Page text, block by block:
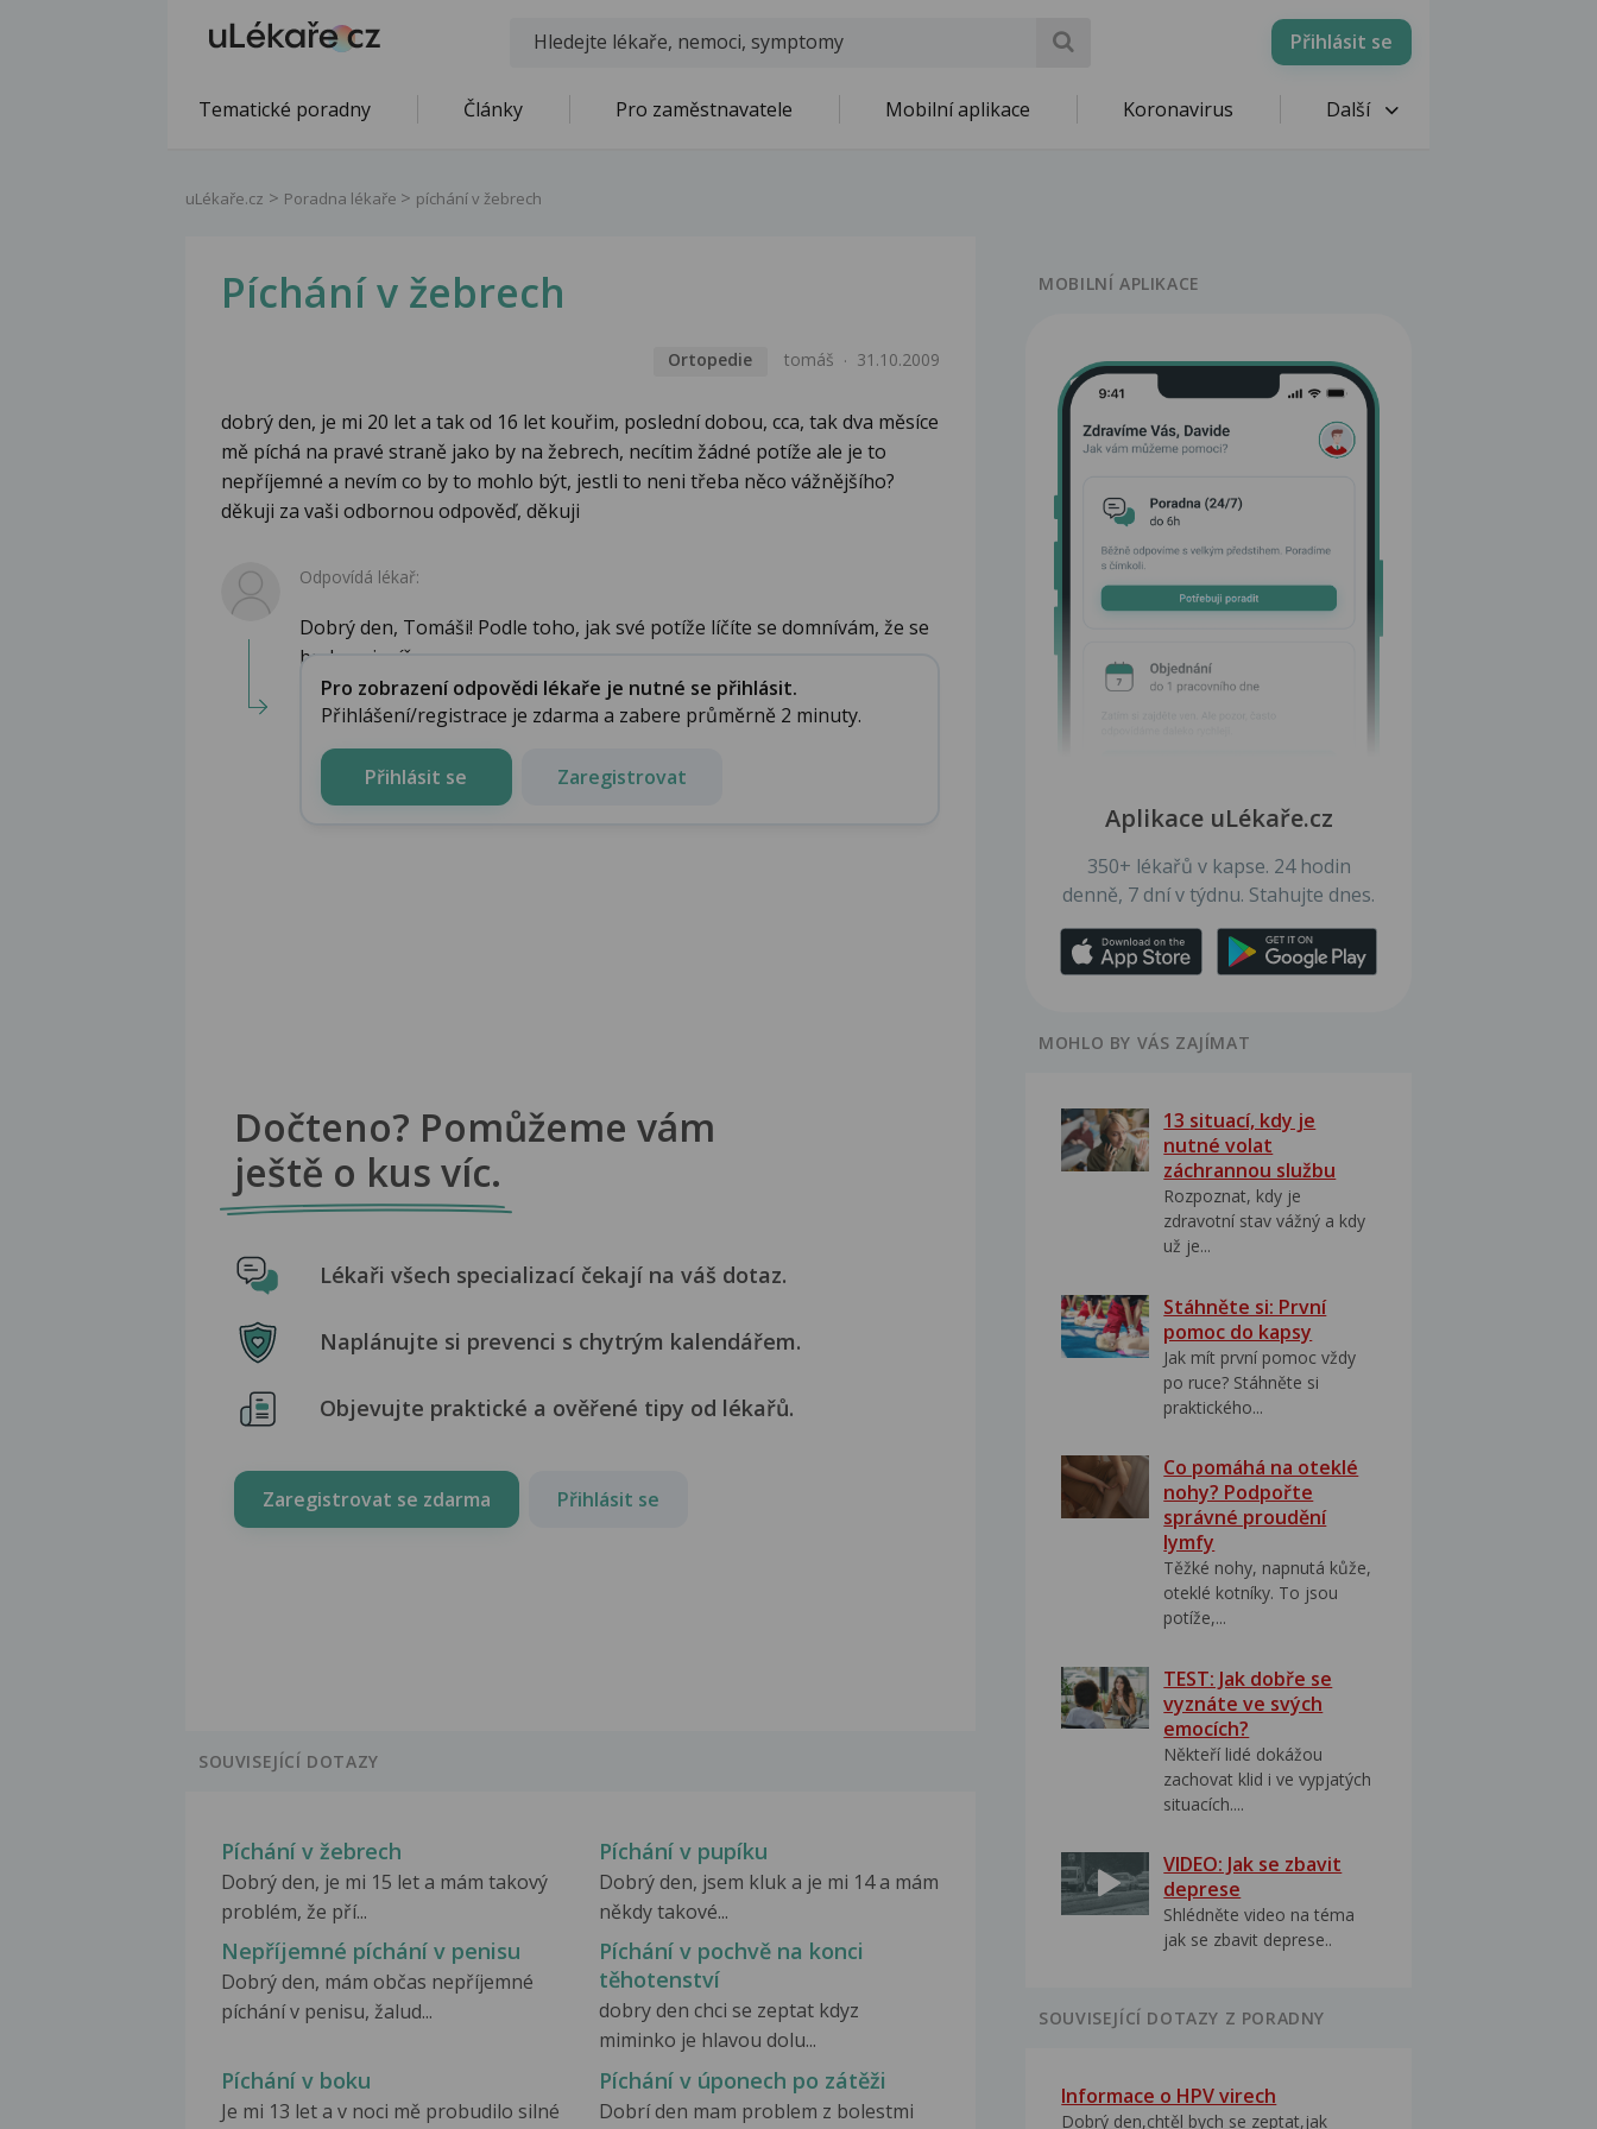
Přihlásit se
Tematické poradny Články Pro zaměstnavatele Mobilní aplikace Koronavirus Další
uLékaře.cz Poradna lékaře píchání v žebrech
Píchání v žebrech
Ortopedie tomáš 31.10.2009
dobrý den, je mi 20 let a tak od 16 let kouřim, poslední dobou, cca, tak dva měsíce
mě píchá na pravé straně jako by na žebrech, necítim žádné potíže ale je to
nepříjemné a nevím co by to mohlo být, jestli to neni třeba něco vážnějšího?
děkuji za vaši odbornou odpověď, děkuji
Odpovídá lékař:
Dobrý den, Tomáši! Podle toho, jak své potíže líčíte se domnívám, že se
bude nejspíše ...
Pro zobrazení odpovědi lékaře je nutné se přihlásit.
Přihlášení/registrace je zdarma a zabere průměrně 2 minuty.
Přihlásit se Zaregistrovat
Dočteno? Pomůžeme vám
ještě o kus víc.
Lékaři všech specializací čekají na váš dotaz.
Naplánujte si prevenci s chytrým kalendářem.
Objevujte praktické a ověřené tipy od lékařů.
Zaregistrovat se zdarma Přihlásit se
SOUVISEJÍCÍ DOTAZY
Píchání v žebrech
Dobrý den, je mi 15 let a mám takový
problém, že pří...
Píchání v pupíku
Dobrý den, jsem kluk a je mi 14 a mám
někdy takové...
Nepříjemné píchání v penisu
Dobrý den, mám občas nepříjemné
píchání v penisu, žalud...
Píchání v pochvě na konci
těhotenství
dobry den chci se zeptat kdyz
miminko je hlavou dolu...
Píchání v boku
Je mi 13 let a v noci mě probudilo silné
Píchání v úponech po zátěži
Dobrí den mam problem z bolestmi
MOBILNÍ APLIKACE
Aplikace uLékaře.cz
350+ lékařů v kapse. 24 hodin
denně, 7 dní v týdnu. Stahujte dnes.
MOHLO BY VÁS ZAJÍMAT
13 situací, kdy je
nutné volat
záchrannou službu
Rozpoznat, kdy je
zdravotní stav vážný a kdy
už je...
Stáhněte si: První
pomoc do kapsy
Jak mít první pomoc vždy
po ruce? Stáhněte si
praktického...
Co pomáhá na oteklé
nohy? Podpořte
správné proudění
lymfy
Těžké nohy, napnutá kůže,
oteklé kotníky. To jsou
potíže,...
TEST: Jak dobře se
vyznáte ve svých
emocích?
Někteří lidé dokážou
zachovat klid i ve vypjatých
situacích....
VIDEO: Jak se zbavit
deprese
Shlédněte video na téma
jak se zbavit deprese..
SOUVISEJÍCÍ DOTAZY Z PORADNY
Informace o HPV virech
Dobrý den,chtěl bych se zeptat,jak